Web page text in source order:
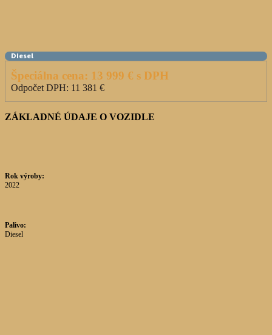
Diesel
Špeciálna cena: 13 999 € s DPH
Odpočet DPH: 11 381 €
ZÁKLADNÉ ÚDAJE O VOZIDLE
Rok výroby:
2022
Palivo:
Diesel